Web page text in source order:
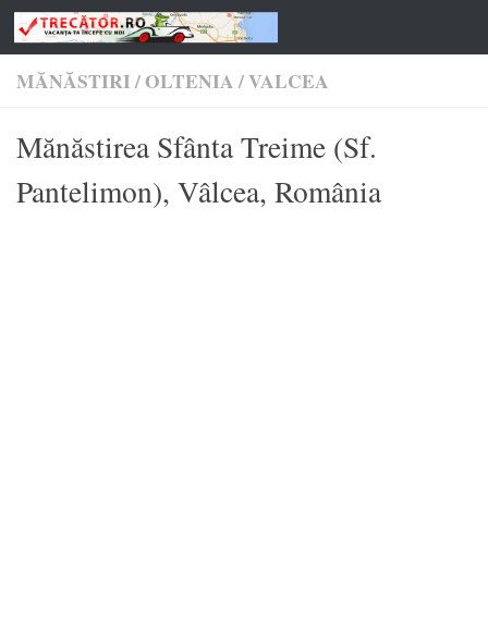
Skip to content
MĂNĂSTIRI/OLTENIA/VALCEA
Mănăstirea Sfânta Treime (Sf.
Pantelimon), Vâlcea, România